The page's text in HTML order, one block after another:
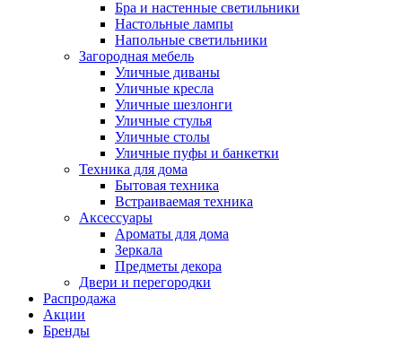
Бра и настенные светильники
Настольные лампы
Напольные светильники
Загородная мебель
Уличные диваны
Уличные кресла
Уличные шезлонги
Уличные стулья
Уличные столы
Уличные пуфы и банкетки
Техника для дома
Бытовая техника
Встраиваемая техника
Аксессуары
Ароматы для дома
Зеркала
Предметы декора
Двери и перегородки
Распродажа
Акции
Бренды